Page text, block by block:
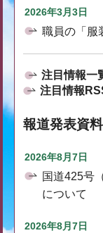
2026年3月3日
職員の「服
注目情報一
注目情報
報道発表資料
2026年8月7日
国道425号
について
2026年8月7日